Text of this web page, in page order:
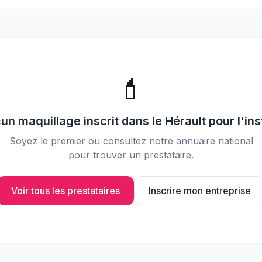
💄
maquillage inscrit dans le Hérault pour
Soyez le premier ou consultez notre annuaire national
pour trouver un prestataire.
Voir tous les prestataires Inscrire mon entreprise